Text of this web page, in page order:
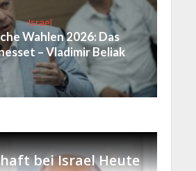
Israel
Wahlen 2026: Das
– Vladimir Beliak
bei Israel Heute